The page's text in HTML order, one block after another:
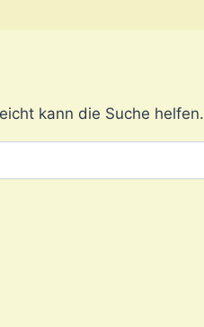
kann die Suche helfen.